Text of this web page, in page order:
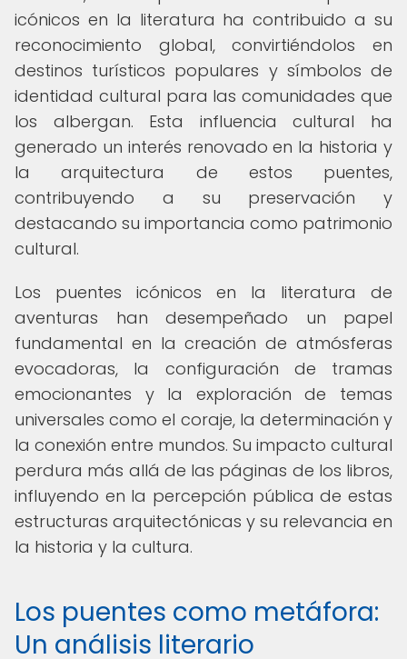
icónicos en la literatura ha contribuido a su
reconocimiento global, convirtiéndolos en
destinos turísticos populares y símbolos de
identidad cultural para las comunidades que
los albergan. Esta influencia cultural ha
generado un interés renovado en la historia y
la arquitectura de estos puentes,
contribuyendo a su preservación y
destacando su importancia como patrimonio
cultural.
Los puentes icónicos en la literatura de
aventuras han desempeñado un papel
fundamental en la creación de atmósferas
evocadoras, la configuración de tramas
emocionantes y la exploración de temas
universales como el coraje, la determinación y
la conexión entre mundos. Su impacto cultural
perdura más allá de las páginas de los libros,
influyendo en la percepción pública de estas
estructuras arquitectónicas y su relevancia en
la historia y la cultura.
Los puentes como metáfora:
Un análisis literario